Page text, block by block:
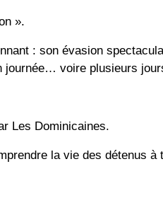
».
: son évasion
journée… voire plusieurs
Les Dominicaines.
la vie des détenus à